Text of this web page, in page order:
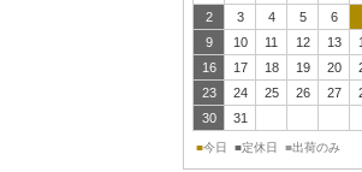
2
3 4 5 6
9
10 11 12 13
16
17 18 19 20
23
24 25 26 27
30
31
■今日 ■定休日 ■出荷のみ